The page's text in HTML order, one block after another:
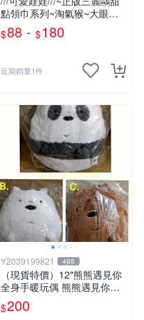
點領巾系列~淘氣猴~大眼蛙~
酷企鵝~布丁狗~美樂蒂~大耳
狗~雙子星絨毛娃娃--3吋
$88 - $180
近期銷量1件
Y2039199821 495
（現貨特價）12"熊熊遇見你
全身手暖玩偶 熊熊遇見你暖
手枕 熊熊遇見你系列 熊熊遇
見你 暖手枕 玩偶 可愛 Q萌
$200